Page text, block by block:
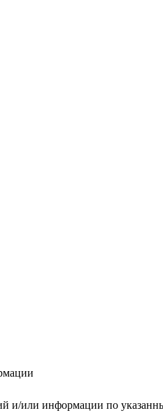
и/или информации по